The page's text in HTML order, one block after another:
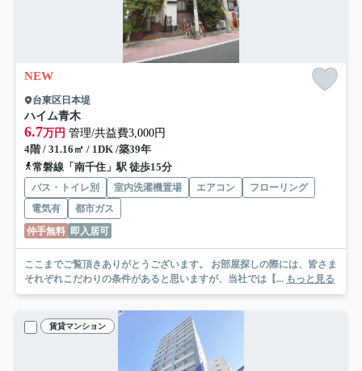
NEW
台東区日本堤
ハイム青木
6.7万円 管理/共益費3,000円
4階 / 31.16㎡ / 1DK /築39年
常磐線「南千住」駅 徒歩15分
バス・トイレ別 室内洗濯機置場 エアコン
フローリング
電気有
都市ガス
仲手無料 即入居可
ここまでご覧頂きありがとうございます。 お部屋探しの際には、皆さま
それぞれこだわりの条件があると思いますが、当社では【... もっと見る
賃貸マンション